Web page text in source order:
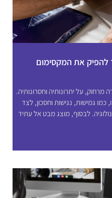
להפיק את המקסימום
על יתרונותיה וחסרונותיה.
גמישות, נגישות וחסכון, לצד
לבסוף, מוצג מבט אל עתיד